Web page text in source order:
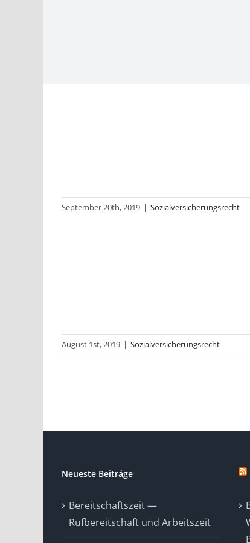
September 20th, 2019 | Sozialversicherungsrecht
August 1st, 2019 | Sozialversicherungsrecht
Neueste Beiträge
Bereitschaftszeit —
Rufbereitschaft und Arbeitszeit